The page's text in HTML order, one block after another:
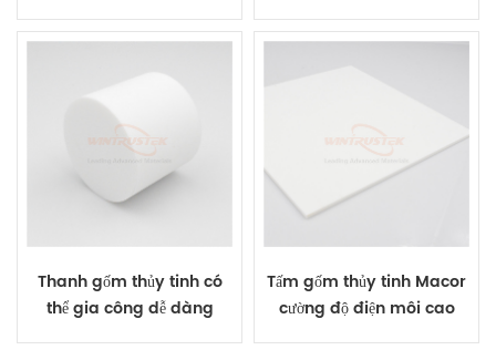
Thanh gốm thủy tinh có
thể gia công dễ dàng
Tấm gốm thủy tinh Macor
cường độ điện môi cao